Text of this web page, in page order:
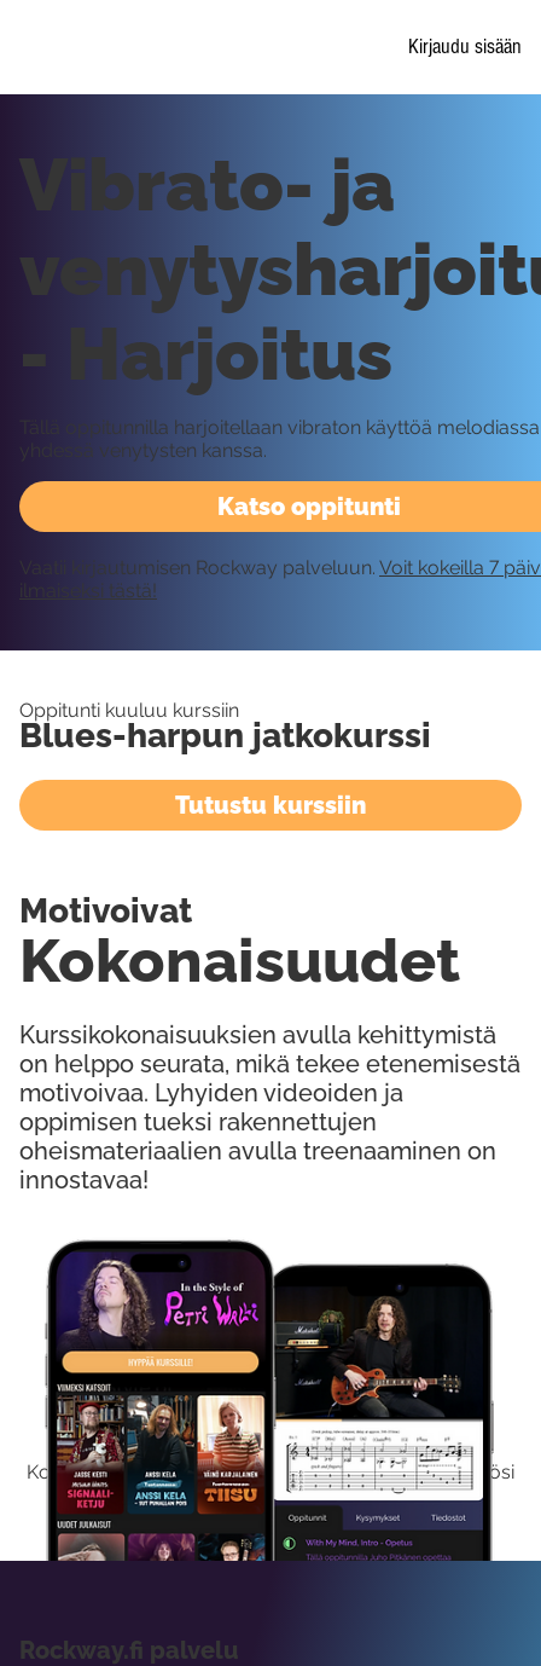
Kirjaudu sisään
Kokeile Ilmaiseksi
Kokeilemalla ilmaiseksi saat koko sisältömme käyttöösi
viikon ajaksi.
Katso oppitunti
Vibrato- ja
- Harjoitus
Tällä oppitunnilla harjoitellaan vibraton käyttöä melodiassa
yhdessä venytysten kanssa.
Vaatii kirjautumisen Rockway palveluun. Voit kokeilla 7
ilmaiseksi tästä!
Oppitunti kuuluu kurssiin
Blues-harpun jatkokurssi
Tutustu kurssiin
Kurssikokonaisuuksien avulla kehittymistä
on helppo seurata, mikä tekee etenemisestä
motivoivaa. Lyhyiden videoiden ja
oppimisen tueksi rakennettujen
oheismateriaalien avulla treenaaminen on
innostavaa!
Kokonaisuudet
Motivoivat
Rockway.fi palvelu